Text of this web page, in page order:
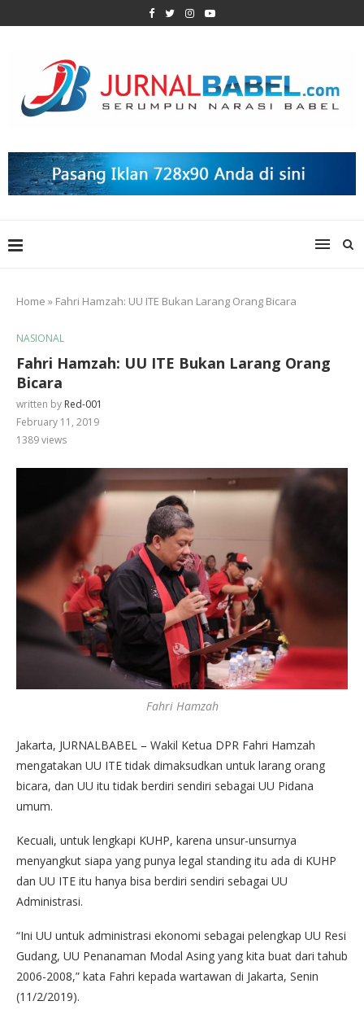
Home » Fahri Hamzah: UU ITE Bukan Larang Orang Bicara
NASIONAL
Fahri Hamzah: UU ITE Bukan Larang Orang
Bicara
written by Red-001
February 11, 2019
1389views
Fahri Hamzah
Jakarta, JURNALBABEL – Wakil Ketua DPR Fahri Hamzah
mengatakan UU ITE tidak dimaksudkan untuk larang orang
bicara, dan UU itu tidak berdiri sendiri sebagai UU Pidana
umum.
Kecuali, untuk lengkapi KUHP, karena unsur-unsurnya
menyangkut siapa yang punya legal standing itu ada di KUHP
dan UU ITE itu hanya bisa berdiri sendiri sebagai UU
Administrasi.
“Ini UU untuk administrasi ekonomi sebagai pelengkap UU Resi
Gudang, UU Penanaman Modal Asing yang kita buat dari tahub
2006-2008,” kata Fahri kepada wartawan di Jakarta, Senin
(11/2/2019).